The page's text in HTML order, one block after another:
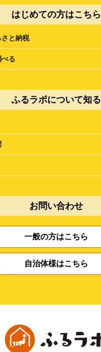
はじめての方はこちら
と納税
る
ふるラボについて知る
お問い合わせ
一般の方はこちら
自治体様はこちら